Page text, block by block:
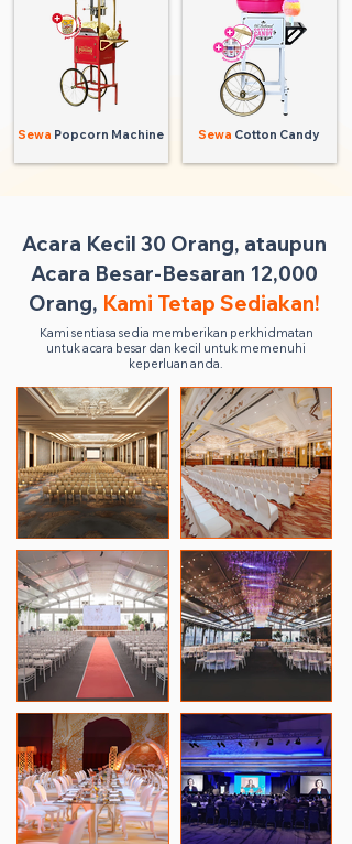
Sewa Popcorn Machine Sewa Cotton Candy
Acara Kecil 30 Orang, ataupun
Acara Besar-Besaran 12,000
Orang, Kami Tetap Sediakan!
Kami sentiasa sedia memberikan perkhidmatan
untuk acara besar dan kecil untuk memenuhi
keperluan anda.